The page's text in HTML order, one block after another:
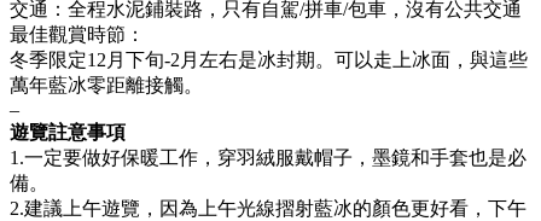
交通：全程水泥鋪裝路，只有自駕/拼車/包車，沒有公共交通
最佳觀賞時節：
冬季限定12月下旬-2月左右是冰封期。可以走上冰面，與這些
萬年藍冰零距離接觸。
–
遊覽註意事項
1.一定要做好保暖工作，穿羽絨服戴帽子，墨鏡和手套也是必
備。
2.建議上午遊覽，因為上午光線摺射藍冰的顏色更好看，下午